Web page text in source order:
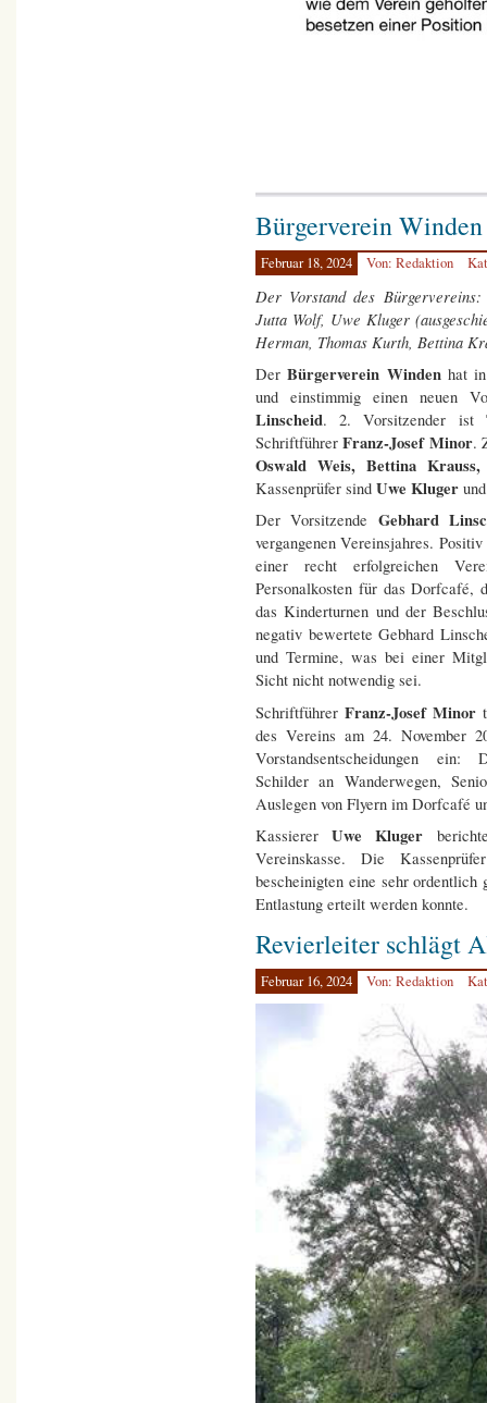
Bürgerverein
Februar 18, 2024 Von: Redaktion
Der Vorstand des
Jutta Wolf, Uwe Kluger
Herman, Thomas Kurth, Bettina
Der Bürgerverein Windenhat in
und einstimmig einen neuen
Linscheid. 2. Vorsitzender ist
SchriftführerFranz-Josef Minor.
Oswald Weis, Bettina
Kassenprüfer sind Uwe Kluger
Der Vorsitzende Gebhard
vergangenen Vereinsjahres.
einer recht erfolgreichen
Personalkosten für das Dorfcafé,
das Kinderturnen und der
negativ bewertete Gebhard
und Termine, was bei einer
Sicht nicht notwendig sei.
Schriftführer Franz-Josef Minor
des Vereins am 24. November
Vorstandsentscheidungen ein:
Schilder an Wanderwegen,
Auslegen von Flyern im Dorfcafé
Kassierer Uwe Kluger
Vereinskasse. Die
bescheinigten eine sehr ordentlich
Entlastung erteilt werden konnte.
Revierleiter schlägt
Februar 16, 2024 Von: Redaktion